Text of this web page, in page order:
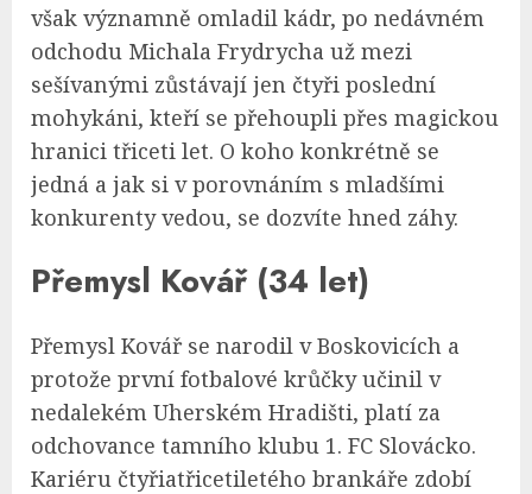
však významně omladil kádr, po nedávném
odchodu Michala Frydrycha už mezi
sešívanými zůstávají jen čtyři poslední
mohykáni, kteří se přehoupli přes magickou
hranici třiceti let. O koho konkrétně se
jedná a jak si v porovnáním s mladšími
konkurenty vedou, se dozvíte hned záhy.
Přemysl Kovář (34 let)
Přemysl Kovář se narodil v Boskovicích a
protože první fotbalové krůčky učinil v
nedalekém Uherském Hradišti, platí za
odchovance tamního klubu 1. FC Slovácko.
Kariéru čtyřiatřicetiletého brankáře zdobí